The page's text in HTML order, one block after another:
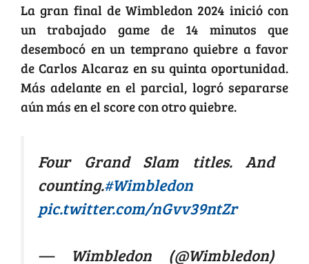
La gran final de Wimbledon 2024 inició con
un trabajado game de 14 minutos que
desembocó en un temprano quiebre a favor
de Carlos Alcaraz en su quinta oportunidad.
Más adelante en el parcial, logró separarse
aún más en el score con otro quiebre.
Four Grand Slam titles. And
counting.#Wimbledon
pic.twitter.com/nGvv39ntZr
— Wimbledon (@Wimbledon)